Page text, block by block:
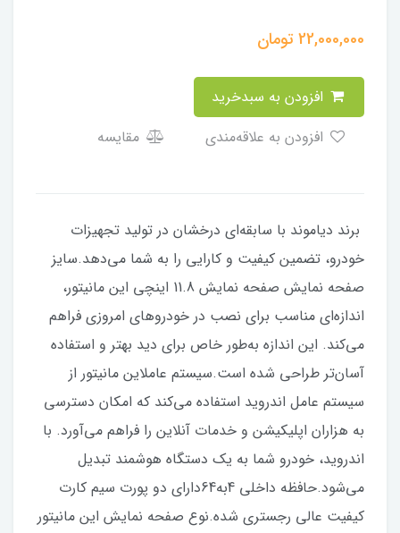
22,000,000تومان
مقایسه
برند دیاموند با سابقه‌ای درخشان در تولید تجهیزات
خودرو، تضمین کیفیت و کارایی را به شما می‌دهد.سایز
صفحه نمایش صفحه نمایش 11.8 اینچی این مانیتور،
اندازه‌ای مناسب برای نصب در خودروهای امروزی فراهم
می‌کند. این اندازه به‌طور خاص برای دید بهتر و استفاده
آسان‌تر طراحی شده است.سیستم عاملاین مانیتور از
سیستم عامل اندروید استفاده می‌کند که امکان دسترسی
به هزاران اپلیکیشن و خدمات آنلاین را فراهم می‌آورد. با
اندروید، خودرو شما به یک دستگاه هوشمند تبدیل
می‌شود.حافظه داخلی 4به64دارای دو پورت سیم کارت
کیفیت عالی رجستری شده.نوع صفحه نمایش این مانیتور